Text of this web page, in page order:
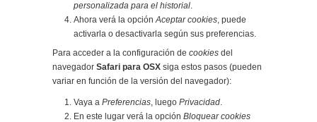
personalizada para el historial.
Ahora verá la opciónAceptar cookies, puede
activarla o desactivarla según sus preferencias.
Para acceder a la configuración de cookies del
navegador Safari para OSX siga estos pasos (pueden
variar en función de la versión del navegador):
Vaya a Preferencias, luego Privacidad.
En este lugar verá la opción Bloquear cookies